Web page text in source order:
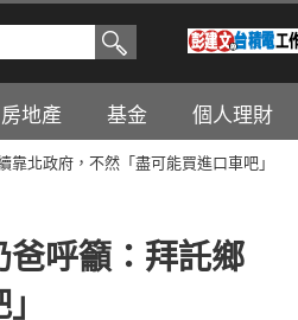
房地產 基金 個人理財
北政府，不然「盡可能買進口車吧」
爸呼籲：拜託鄉